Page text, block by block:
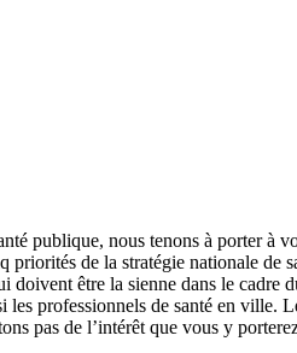
publique, nous tenons à porter à
priorités de la stratégie nationale
être la sienne dans le
professionnels de santé en ville.
pas de l’intérêt que vous y